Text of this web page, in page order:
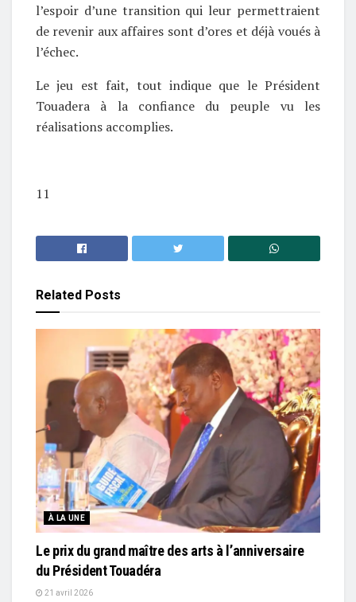
l’espoir d’une transition qui leur permettraient
de revenir aux affaires sont d’ores et déjà voués à
l’échec.
Le jeu est fait, tout indique que le Président
Touadera à la confiance du peuple vu les
réalisations accomplies.
11
Related Posts
À LA UNE
Le prix du grand maître des arts à l’anniversaire
du Président Touadéra
21 avril 2026